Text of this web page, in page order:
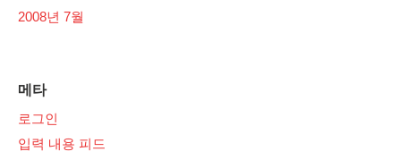
2008년 7월
메타
로그인
입력 내용 피드